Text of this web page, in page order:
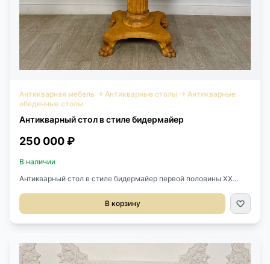
Антикварная мебель → Антикварные столы → Антикварные
обеденные столы
Антикварный стол в стиле бидермайер
250 000 ₽
В наличии
Антикварный стол в стиле бидермайер первой половины XX
лапах. Массив березы. Размер: 90/128х79х75h см.
В корзину